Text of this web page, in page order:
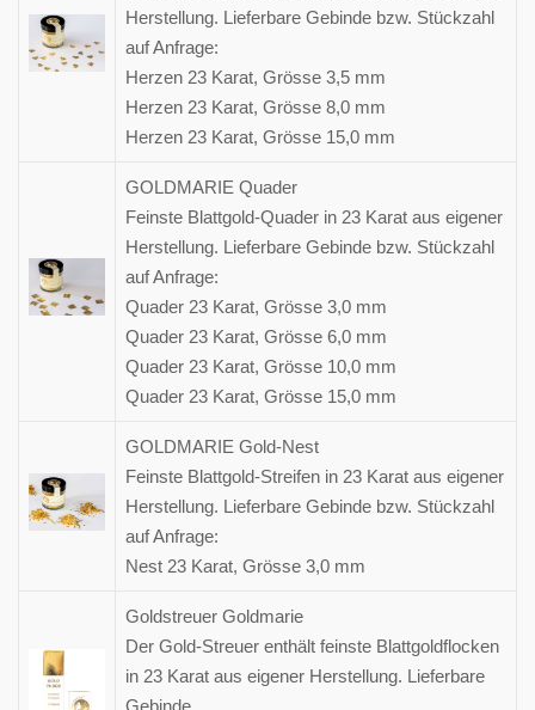
Herstellung. Lieferbare Gebinde bzw. Stückzahl
auf Anfrage:
Herzen 23 Karat, Grösse 3,5 mm
Herzen 23 Karat, Grösse 8,0 mm
Herzen 23 Karat, Grösse 15,0 mm
GOLDMARIE Quader
Feinste Blattgold-Quader in 23 Karat aus eigener
Herstellung. Lieferbare Gebinde bzw. Stückzahl
auf Anfrage:
Quader 23 Karat, Grösse 3,0 mm
Quader 23 Karat, Grösse 6,0 mm
Quader 23 Karat, Grösse 10,0 mm
Quader 23 Karat, Grösse 15,0 mm
GOLDMARIE Gold-Nest
Feinste Blattgold-Streifen in 23 Karat aus eigener
Herstellung. Lieferbare Gebinde bzw. Stückzahl
auf Anfrage:
Nest 23 Karat, Grösse 3,0 mm
Goldstreuer Goldmarie
Der Gold-Streuer enthält feinste Blattgoldflocken
in 23 Karat aus eigener Herstellung. Lieferbare